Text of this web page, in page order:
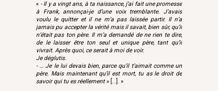
« - Il y a vingt ans, à ta naissance, j’ai fait une promesse
à Frank, annonçai-je d’une voix tremblante. J’avais
voulu le quitter et il ne m’a pas laissée partir. Il n’a
jamais pu accepter la vérité mais il savait, bien sûr, qu’il
n’était pas ton père. Il m’a demandé de ne rien te dire,
de le laisser être ton seul et unique père, tant qu’il
vivrait. Après quoi, ce serait à moi de voir.
Je déglutis.
- … Je le lui devais bien, parce qu’il t’aimait comme un
père. Mais maintenant qu’il est mort, tu as le droit de
savoir qui tu es réellement » […]. »